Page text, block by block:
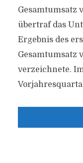
Gesamtumsatz
übertraf das
Ergebnis des
Gesamtumsatz
verzeichnete.